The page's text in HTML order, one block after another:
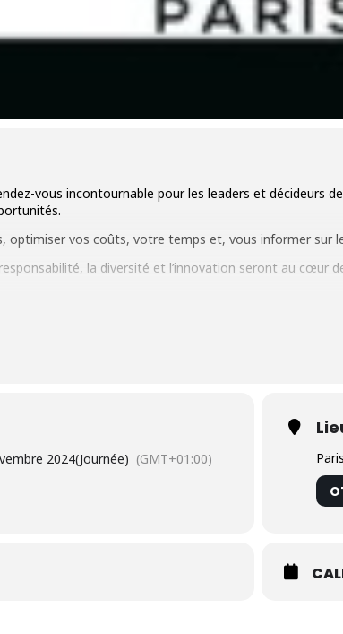
vous incontournable pour les leaders et décideurs
optimiser vos coûts, votre temps et, vous informer sur
la diversité et l’innovation seront au cœur
Summit
icipour façonner l’avenir de la Tech !
2024(Journée) (GMT+01:00)